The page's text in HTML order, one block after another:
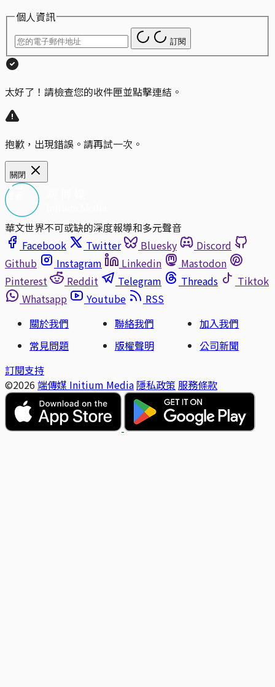
個人資訊
訂閱
太好了！請檢查您的收件匣並點擊連結。
抱歉，出現錯誤。請再試一次。
關閉
華文世界不可或缺的深度報導和多元聲音
Facebook
Twitter Bluesky
Discord
Github
Instagram Linkedin
Mastodon
Pinterest
Reddit Telegram Threads
Tiktok
Whatsapp
Youtube
RSS
關於我們
聯絡我們
加入我們
常見問題
版權聲明
公司新聞
訂閱支持
©2026 端傳媒 Initium Media 隱私政策 服務條款